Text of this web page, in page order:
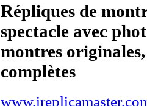
Répliques de
spectacle avec
montres
complètes